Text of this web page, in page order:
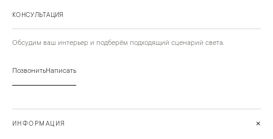
КОНСУЛЬТАЦИЯ
Обсудим ваш интерьер и подберём подходящий сценарий света.
ПозвонитьНаписать
ИНФОРМАЦИЯ +